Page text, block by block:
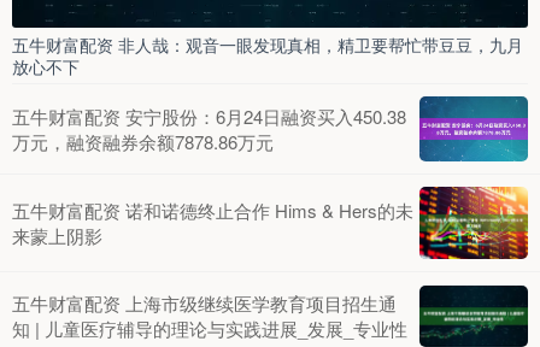
五牛财富配资 非人哉：观音一眼发现真相，精卫要帮忙带豆豆，九月
放心不下
五牛财富配资 安宁股份：6月24日融资买入450.38
万元，融资融券余额7878.86万元
五牛财富配资 诺和诺德终止合作 Hims & Hers的未
来蒙上阴影
五牛财富配资 上海市级继续医学教育项目招生通
知 | 儿童医疗辅导的理论与实践进展_发展_专业性